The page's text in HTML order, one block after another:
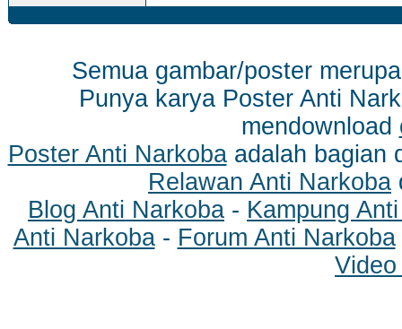
Semua gambar/poster
Punya karya Poster Anti
mendownload
Poster Anti Narkobaadalah bagian
Relawan Anti Narkoba
Blog Anti Narkoba - Kampung
Anti Narkoba- Forum Anti Narkoba